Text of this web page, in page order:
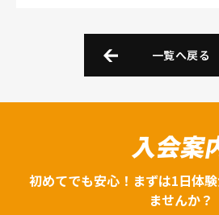
一覧へ戻る
入会案
初めてでも安心！まずは1日体
ませんか？